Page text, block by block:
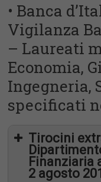
• Banca
Vigilanza
– Laureati
Economia,
Ingegneria,
specificati
Tirocini
Finanziaria
2 agosto